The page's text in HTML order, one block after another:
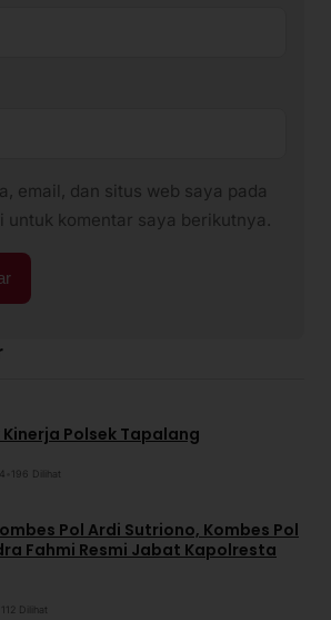
email, dan situs web saya pada
untuk komentar saya berikutnya.
Kinerja Polsek Tapalang
196 Dilihat
Pol Ardi Sutriono, Kombes Pol
Fahmi Resmi Jabat Kapolresta
112 Dilihat